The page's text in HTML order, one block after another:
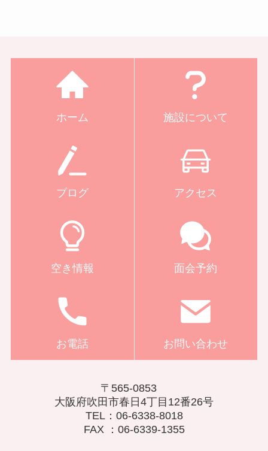
ホーム 施設について
ブログ アクセス
空き情報 面会予約
お電話 お問い合わせ
〒565-0853
大阪府吹田市春日4丁目12番26号
TEL：06-6338-8018
FAX ：06-6339-1355